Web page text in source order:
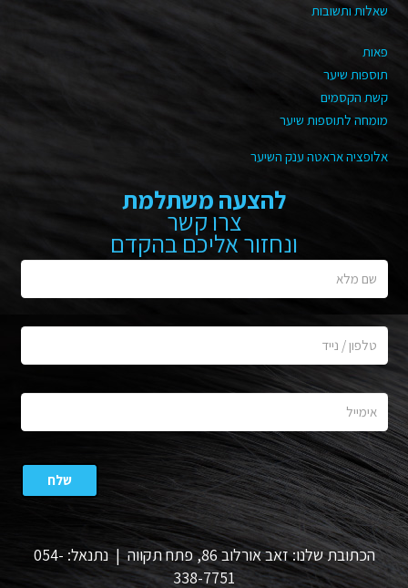
שאלות ותשובות
פאות
תוספות שיער
קשת הקסמים
מומחה לתוספות שיער
אלופציה אראטה ענק השיער
להצעה משתלמת
צרו קשר
ונחזור אליכם בהקדם
הכתובת שלנו: זאב אורלוב 86, פתח תקווה | נתנאל: 054-
338-7751